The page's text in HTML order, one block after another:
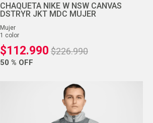
CHAQUETA NIKE W NSW CANVAS
DSTRYR JKT MDC MUJER
mujer
1 color
$112.990 $226.990
50 % OFF